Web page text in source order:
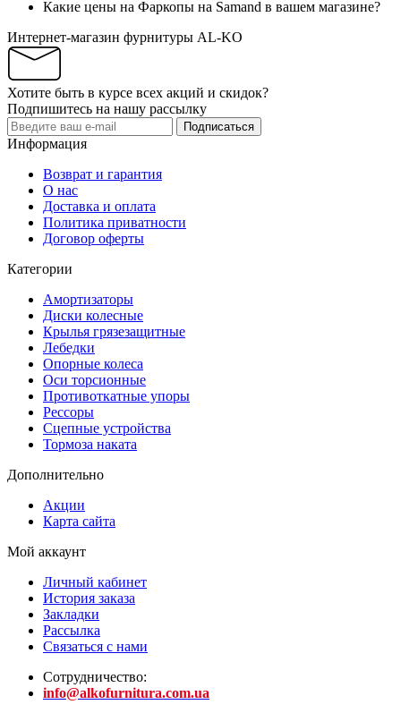
Какие цены на Фаркопы на Samand в вашем магазине?
Интернет-магазин фурнитуры AL-KO
Хотите быть в курсе всех акций и скидок?
Подпишитесь на нашу рассылку
Подписаться
Информация
Возврат и гарантия
О нас
Доставка и оплата
Политика приватности
Договор оферты
Категории
Амортизаторы
Диски колесные
Крылья грязезащитные
Лебедки
Опорные колеса
Оси торсионные
Противоткатные упоры
Рессоры
Сцепные устройства
Тормоза наката
Дополнительно
Акции
Карта сайта
Мой аккаунт
Личный кабинет
История заказа
Закладки
Рассылка
Связаться с нами
Сотрудничество:
info@alkofurnitura.com.ua